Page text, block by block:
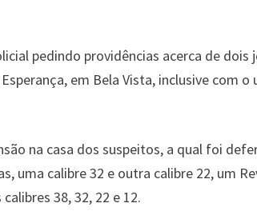
pedindo providências acerca de dois
em Bela Vista, inclusive com o
na casa dos suspeitos, a qual foi
uma calibre 32 e outra calibre 22, um
38, 32, 22 e 12.